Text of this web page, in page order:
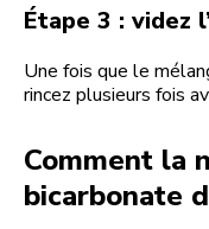
Étape 3 : videz
Une fois que le
rincez plusieurs fois
Comment la
bicarbonate